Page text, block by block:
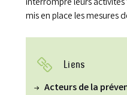
mis en place les mesures
Liens
Acteurs de la